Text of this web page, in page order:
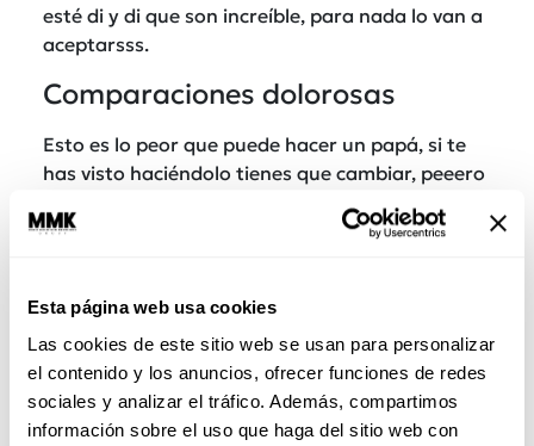
Esta página web usa cookies
Las cookies de este sitio web se usan para personalizar
el contenido y los anuncios, ofrecer funciones de redes
sociales y analizar el tráfico. Además, compartimos
información sobre el uso que haga del sitio web con
esté di y di que son increíble, para nada lo van a
aceptarsss.
Comparaciones dolorosas
Esto es lo peor que puede hacer un papá, si te
has visto haciéndolo tienes que cambiar, peeero
con un especialista
, ya que toda la vida vas a
realidad.You Rock!
También lee: Libros para sanar heridas
emocionales, ¡son como curitas!
Te golpeaba